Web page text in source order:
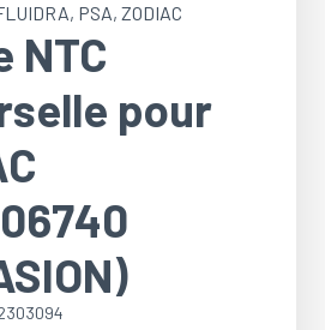
, PSA, ZODIAC
NTC
pour